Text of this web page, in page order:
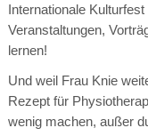
Internationale
Veranstaltungen,
lernen!
Und weil Frau Knie
Rezept für
wenig machen, außer